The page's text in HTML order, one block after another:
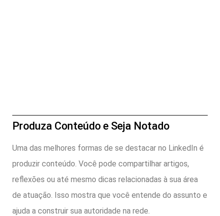
Produza Conteúdo e Seja Notado
Uma das melhores formas de se destacar no LinkedIn é
produzir conteúdo. Você pode compartilhar artigos,
reflexões ou até mesmo dicas relacionadas à sua área
de atuação. Isso mostra que você entende do assunto e
ajuda a construir sua autoridade na rede.